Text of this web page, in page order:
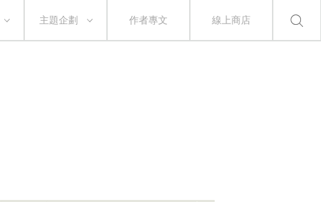
主題企劃 作者專文 線上商店